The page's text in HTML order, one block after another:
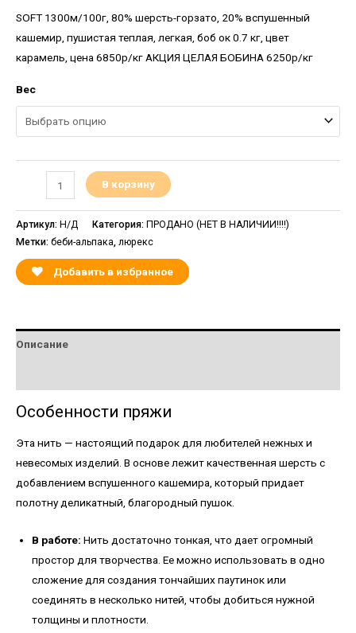
SOFT 1300м/100г, 80% шерсть-горзато, 20% вспушенный
кашемир, пушистая теплая, легкая, боб ок 0.7 кг, цвет
карамель, цена 6850р/кг АКЦИЯ ЦЕЛАЯ БОБИНА 6250р/кг
Вес
В корзину
Артикул: Н/Д Категория: ПРОДАНО (НЕТ В НАЛИЧИИ!!!!)
Метки: беби-альпака, люрекс
Добавить в избранное
Описание
Особенности пряжи
Эта нить — настоящий подарок для любителей нежных и
невесомых изделий. В основе лежит качественная шерсть с
добавлением вспушенного кашемира, который придает
полотну деликатный, благородный пушок.
В работе: Нить достаточно тонкая, что дает огромный
простор для творчества. Ее можно использовать в одно
сложение для создания тончайших паутинок или
соединять в несколько нитей, чтобы добиться нужной
толщины и плотности.